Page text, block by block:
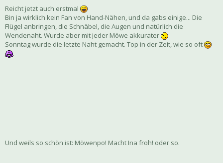
Reicht jetzt auch erstmal
Bin ja wirklich kein Fan von Hand-Nähen, und da gabs einige... Die
Flügel anbringen, die Schnäbel, die Augen und natürlich die
Wendenaht. Wurde aber mit jeder Möwe akkurater
Sonntag wurde die letzte Naht gemacht. Top in der Zeit, wie so oft
Und weils so schön ist: Möwenpo! Macht Ina froh! oder so.